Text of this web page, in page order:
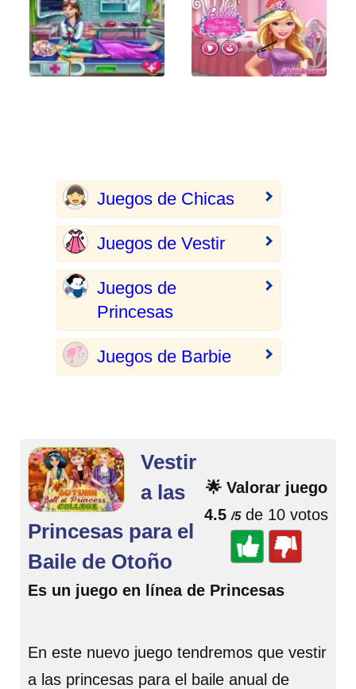
Juegos de Chicas
Juegos de Vestir
Juegos de
Princesas
Juegos de Barbie
🌟 Valorar juego
4.5 /5de 10 votos
Vestir
a las
Princesas para el
Baile de Otoño
Es un juego en línea de Princesas
En este nuevo juego tendremos que vestir
a las princesas para el baile anual de